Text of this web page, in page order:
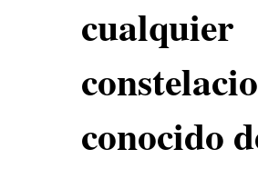
conocido